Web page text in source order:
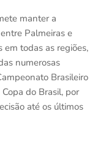
manter a
Palmeiras e
todas as regiões,
numerosas
Brasileiro
do Brasil, por
até os últimos